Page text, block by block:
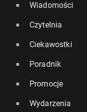
Wiadomości
Czytelnia
Ciekawostki
Poradnik
Promocje
Wydarzenia